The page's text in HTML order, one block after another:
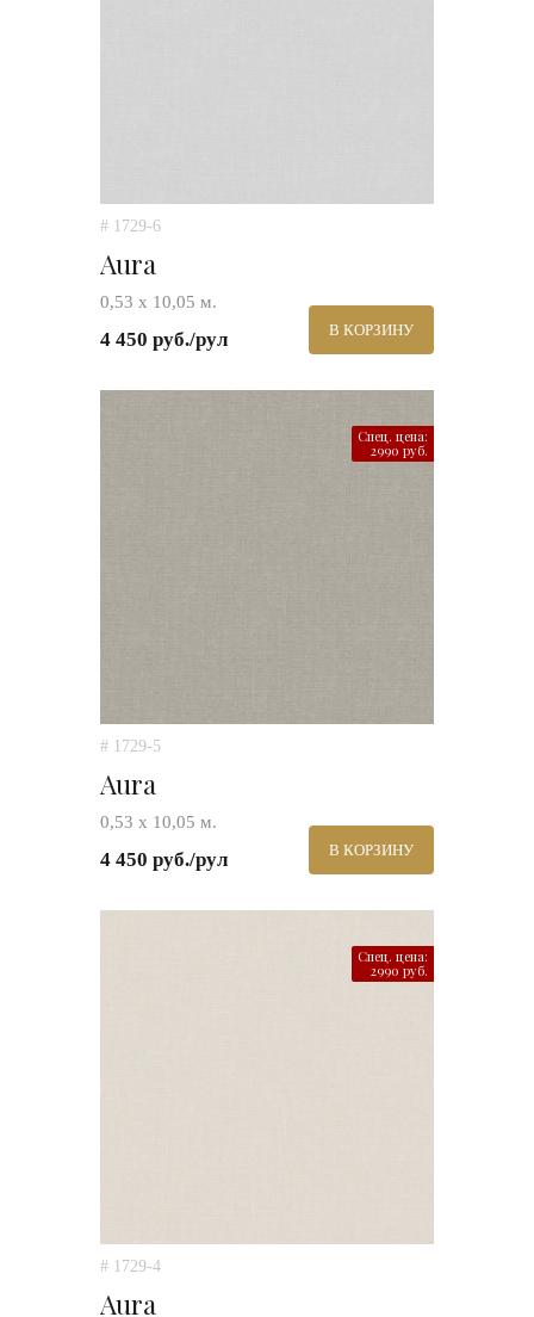
# 1729-6
Aura
0,53 х 10,05 м.
4 450 руб./рул В КОРЗИНУ
Спец. цена:
2990 руб.
# 1729-5
Aura
0,53 х 10,05 м.
4 450 руб./рул В КОРЗИНУ
Спец. цена:
2990 руб.
# 1729-4
Aura